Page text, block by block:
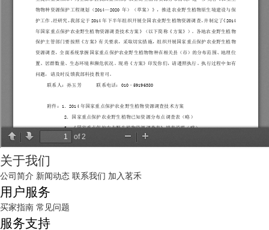
关于我们
公司简介 新闻动态 联系我们 加入茗禾
用户服务
买家指南 常见问题
服务支持